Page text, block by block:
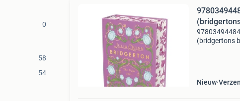
0
58
54
(bridgertons
Nieuw